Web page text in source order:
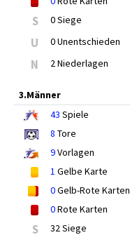
S 0 Siege
U 0 Unentschieden
N 2 Niederlagen
3.Männer
43 Spiele
8 Tore
9Vorlagen
1 Gelbe Karte
0Gelb-Rote Karten
0Rote Karten
S 32 Siege